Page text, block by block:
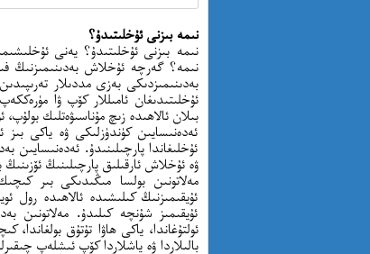
نىمە بىزنى ئۇخلىتىدۇ؟
نىمە بىزنى ئۇخلىتىدۇ؟ يەنى
نىمە؟ گەرچە ئۇخلاش بەدىنىمىزنىڭ
بەدىنىمىزدىكى بەزى مددىلار
ئۇخلىتىدىغان ئامىللار كۆپ ۋا
بىلان ئالاھىدە زىچ مۇناسىۋەتلىك
ئەدەنىسايىن كۈندۈزلىكى ۋە ياكى
ئۇخلىغاندا پارچىلىنىدۇ. ئەدەنىسايىن
ۋە ئۇخلاش ئارقىلىق پارچىلىنىڭ
مەلاتونىن بولسا مىڭىدىكى بىر
ئۇيقىمىزنىڭ كىلىشىدە ئالاھىدە رول
ئۇيقىمىز شۇنچە كىلىدۇ. مەلاتونىن
ئولتۇغاندا، ياكى ھاۋا تۇتۇق بولغاندا،
بالىلاردا ۋە ياشلاردا كۆپ ئىشلەپ